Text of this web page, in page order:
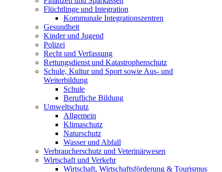
Flüchtlinge und Integration
Kommunale Integrationszentren
Gesundheit
Kinder und Jugend
Polizei
Recht und Verfassung
Rettungsdienst und Katastrophenschutz
Schule, Kultur und Sport sowie Aus- und
Weiterbildung
Schule
Berufliche Bildung
Umweltschutz
Allgemein
Klimaschutz
Naturschutz
Wasser und Abfall
Verbraucherschutz und Veterinärwesen
Wirtschaft und Verkehr
Wirtschaft, Wirtschaftsförderung & Tourismus